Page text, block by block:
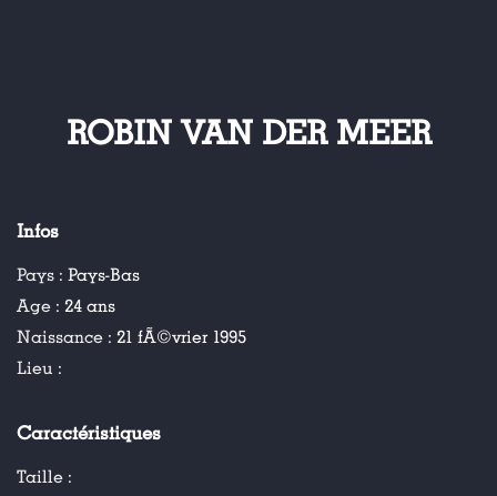
ROBIN VAN DER MEER
Infos
Pays : Pays-Bas
Age : 24 ans
Naissance : 21 fÃ©vrier 1995
Lieu :
Caractéristiques
Taille :